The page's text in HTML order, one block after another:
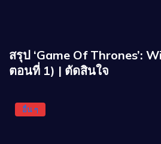
สรุป ‘Game Of Thrones’:
ตอนที่ 1) | ตัดสินใจ
อื่น ๆ